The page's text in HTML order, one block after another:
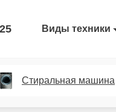
Виды техники
Стиральная машина